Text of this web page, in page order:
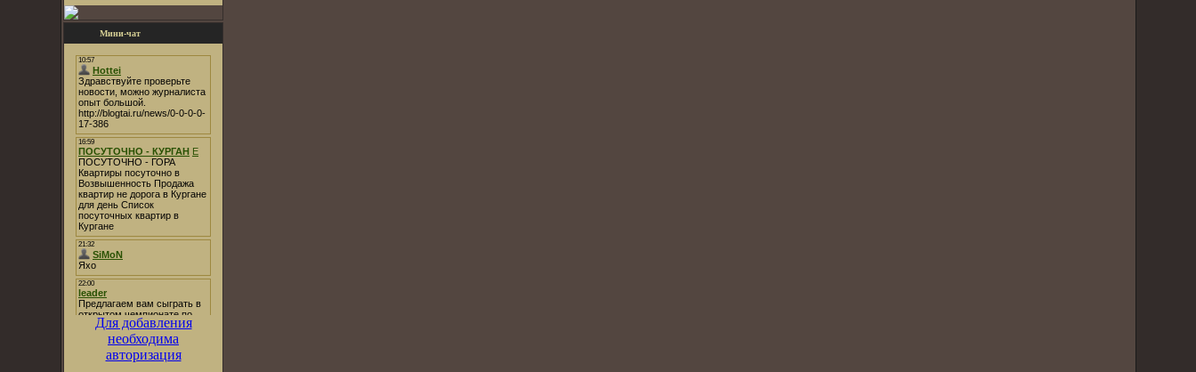
Мини-чат
Для добавления
необходима
авторизация